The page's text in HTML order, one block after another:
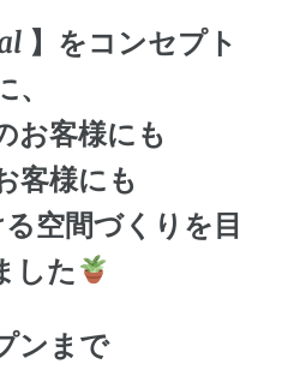
】をコンセプト
、
お客様にも
客様にも
空間づくりを目
した
ンまで